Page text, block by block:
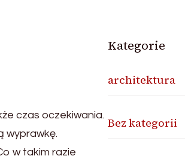
czas oczekiwania.
wyprawkę.
w takim razie
Kategorie
architektura
Bez kategorii